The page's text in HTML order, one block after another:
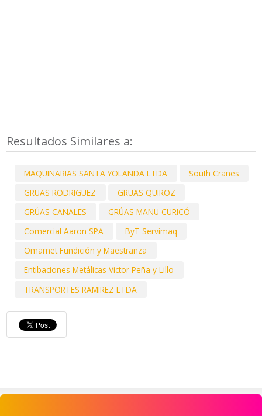
Resultados Similares a:
MAQUINARIAS SANTA YOLANDA LTDA
South Cranes
GRUAS RODRIGUEZ
GRUAS QUIROZ
GRÚAS CANALES
GRÚAS MANU CURICÓ
Comercial Aaron SPA
ByT Servimaq
Omamet Fundición y Maestranza
Entibaciones Metálicas Victor Peña y Lillo
TRANSPORTES RAMIREZ LTDA